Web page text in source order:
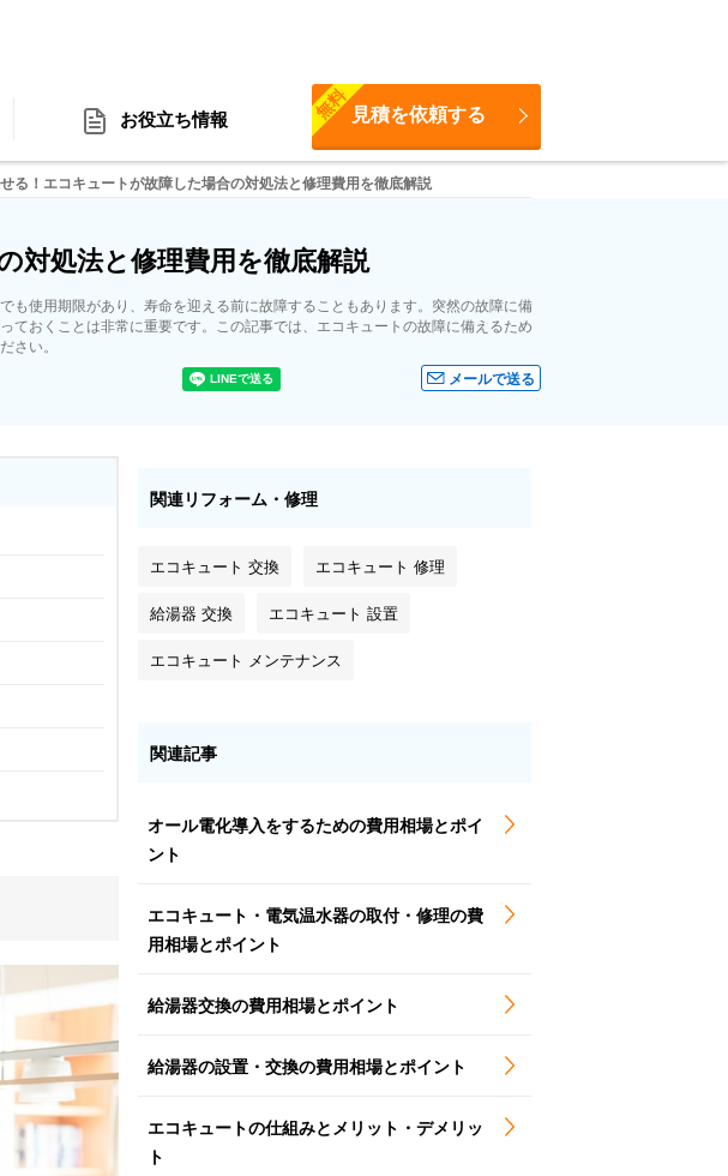
お役立ち情報 見積を依頼する
無料
る！エコキュートが故障した場合の対処法と修理費用を徹底解説
対処法と修理費用を徹底解説
使用期限があり、寿命を迎える前に故障することもあります。突然の故障に備
おくことは非常に重要です。この記事では、エコキュートの故障に備えるため
さい。
メールで送る
関連リフォーム・修理
エコキュート 交換 エコキュート 修理
給湯器 交換 エコキュート 設置
エコキュート メンテナンス
関連記事
オール電化導入をするための費用相場とポイ
ント
エコキュート・電気温水器の取付・修理の費
用相場とポイント
給湯器交換の費用相場とポイント
給湯器の設置・交換の費用相場とポイント
エコキュートの仕組みとメリット・デメリッ
ト